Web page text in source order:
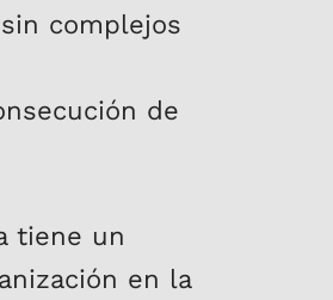
complejos
de
tiene un
en la